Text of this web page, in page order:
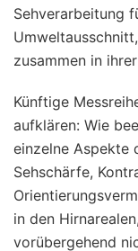
Sehverarbeitung
zusammen in
Künftige
aufklären: Wie
einzelne Aspekte
Sehschärfe,
in den
vorübergehend